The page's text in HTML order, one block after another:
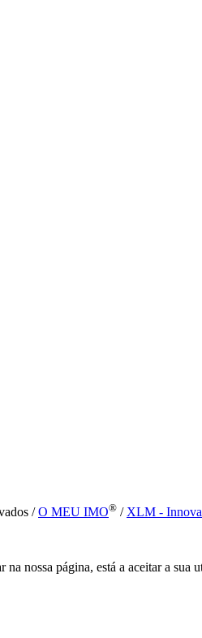
/O MEU IMO® / XLM -
nossa página, está a aceitar a sua